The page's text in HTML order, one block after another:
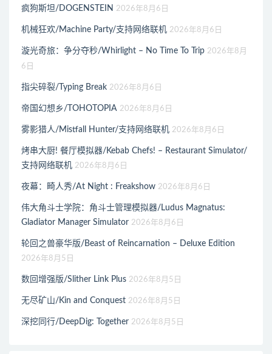
疯狗斯坦/DOGENSTEIN 2026年8月6日
机械狂欢/Machine Party/支持网络联机 2026年8月6日
漩光奇旅：争分夺秒/Whirlight – No Time To Trip 2026年8月
6日
指尖碎裂/Typing Break 2026年8月6日
帝国幻想乡/TOHOTOPIA 2026年8月6日
雾影猎人/Mistfall Hunter/支持网络联机 2026年8月6日
烤串大厨! 餐厅模拟器/Kebab Chefs! – Restaurant Simulator/
支持网络联机 2026年8月6日
夜幕：畸人秀/At Night : Freakshow 2026年8月6日
伟大角斗士学院：角斗士管理模拟器/Ludus Magnatus:
Gladiator Manager Simulator 2026年8月6日
轮回之兽豪华版/Beast of Reincarnation – Deluxe Edition
2026年8月5日
数回增强版/Slither Link Plus 2026年8月5日
无尽矿山/Kin and Conquest 2026年8月5日
深挖同行/DeepDig: Together 2026年8月5日